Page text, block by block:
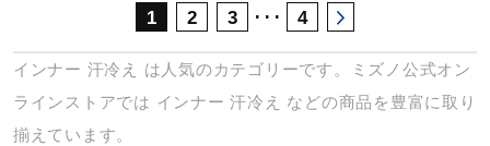
1 2 3 ･･･ 4
インナー 汗冷え
は人気のカテゴリーです。ミズノ公式オン
ラインストアでは インナー 汗冷え
などの商品を豊富に取り
揃えています。